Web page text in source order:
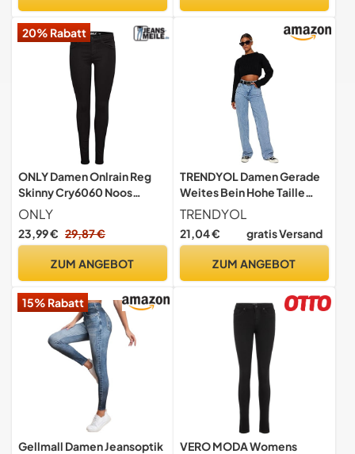
20% Rabatt
ONLY Damen Onlrain Reg
Skinny Cry6060 Noos
Jeans, Black Denim, L EU
ONLY
23,99 € 29,87 €
ZUM ANGEBOT
TRENDYOL Damen Gerade
Weites Bein Hohe Taille
Jeans, Hellblau, 38 EU
TRENDYOL
21,04 € gratis Versand
ZUM ANGEBOT
15% Rabatt
Gellmall Damen Jeansoptik
VERO MODA Womens